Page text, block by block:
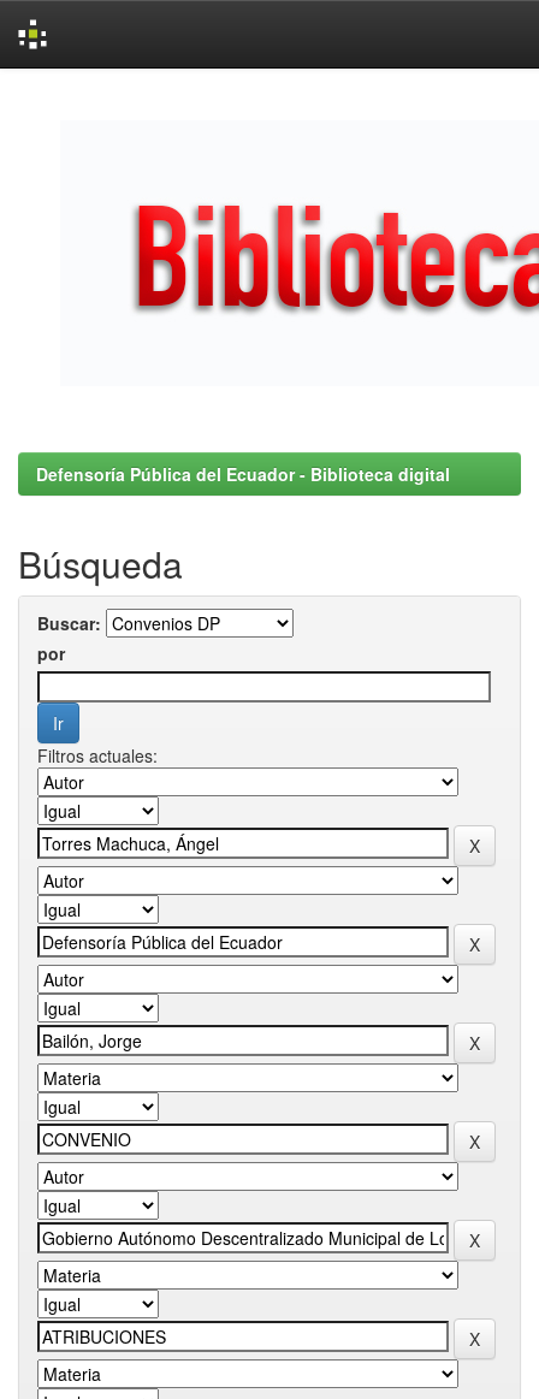
Defensoría Pública del Ecuador - Biblioteca digital
Búsqueda
Buscar:
por
Filtros actuales: